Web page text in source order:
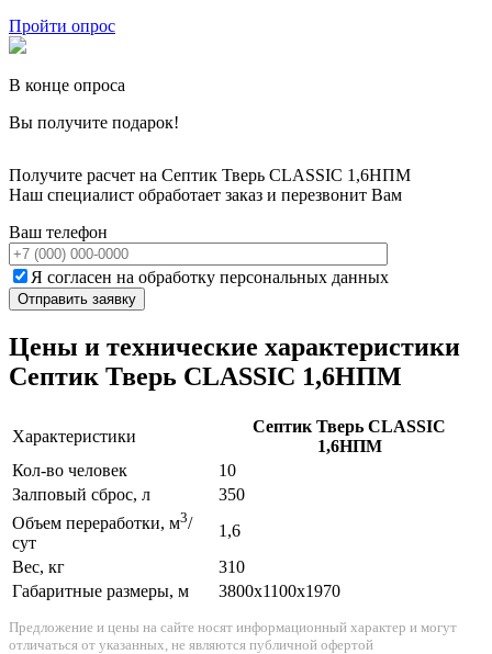
Пройти опрос
В конце опроса
Вы получите подарок!
Получите расчет на Септик Тверь CLASSIC 1,6НПМ
Наш специалист обработает заказ и перезвонит Вам
Ваш телефон
Я согласен на обработку персональных данных
Цены и технические характеристики
Септик Тверь CLASSIC 1,6НПМ
Характеристики
Септик Тверь CLASSIC
1,6НПМ
Кол-во человек
10
Залповый сброс, л
350
Объем переработки, м3/
сут
1,6
Вес, кг
310
Габаритные размеры, м
3800x1100x1970
Предложение и цены на сайте носят информационный характер и могут
отличаться от указанных, не являются публичной офертой